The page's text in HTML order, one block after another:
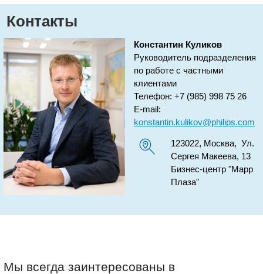
Контакты
Константин Куликов
Руководитель подразделения
по работе с частными
клиентами
Телефон: +7 (985) 998 75 26
E-mail:
konstantin.kulikov@philips.com
123022, Москва, Ул.
Сергея Макеева, 13
Бизнес-центр "Марр
Плаза"
Мы всегда заинтересованы в